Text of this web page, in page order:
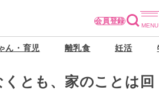
会員登録
ん・育児 離乳食 妊活
とも、家のことは回